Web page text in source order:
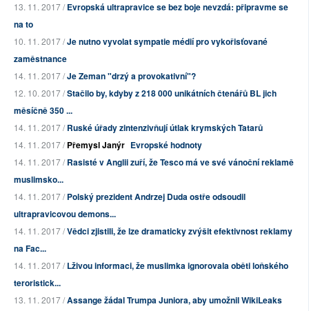
13. 11. 2017 /Evropská ultrapravice se bez boje nevzdá: připravme se
na to
10. 11. 2017 /Je nutno vyvolat sympatie médií pro vykořisťované
zaměstnance
14. 11. 2017 /Je Zeman "drzý a provokativní"?
12. 10. 2017 /Stačilo by, kdyby z 218 000 unikátních čtenářů BL jich
měsíčně 350 ...
14. 11. 2017 /Ruské úřady zintenzivňují útlak krymských Tatarů
14. 11. 2017 /Přemysl Janýr Evropské hodnoty
14. 11. 2017 /Rasisté v Anglii zuří, že Tesco má ve své vánoční reklamě
muslimsko...
14. 11. 2017 /Polský prezident Andrzej Duda ostře odsoudil
ultrapravicovou demons...
14. 11. 2017 /Vědci zjistili, že lze dramaticky zvýšit efektivnost reklamy
na Fac...
14. 11. 2017 /Lživou informaci, že muslimka ignorovala oběti loňského
teroristick...
13. 11. 2017 /Assange žádal Trumpa Juniora, aby umožnil WikiLeaks